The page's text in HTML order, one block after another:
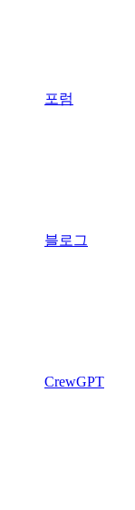
포럼
블로그
CrewGPT